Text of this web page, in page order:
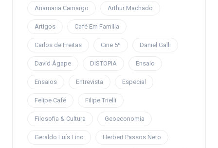
Anamaria Camargo Arthur Machado
Artigos Café Em Família
Carlos de Freitas Cine 5º Daniel Galli
David Ágape DISTOPIA Ensaio
Ensaios Entrevista Especial
Felipe Café Filipe Trielli
Filosofia & Cultura Geoeconomia
Geraldo Luís Lino Herbert Passos Neto